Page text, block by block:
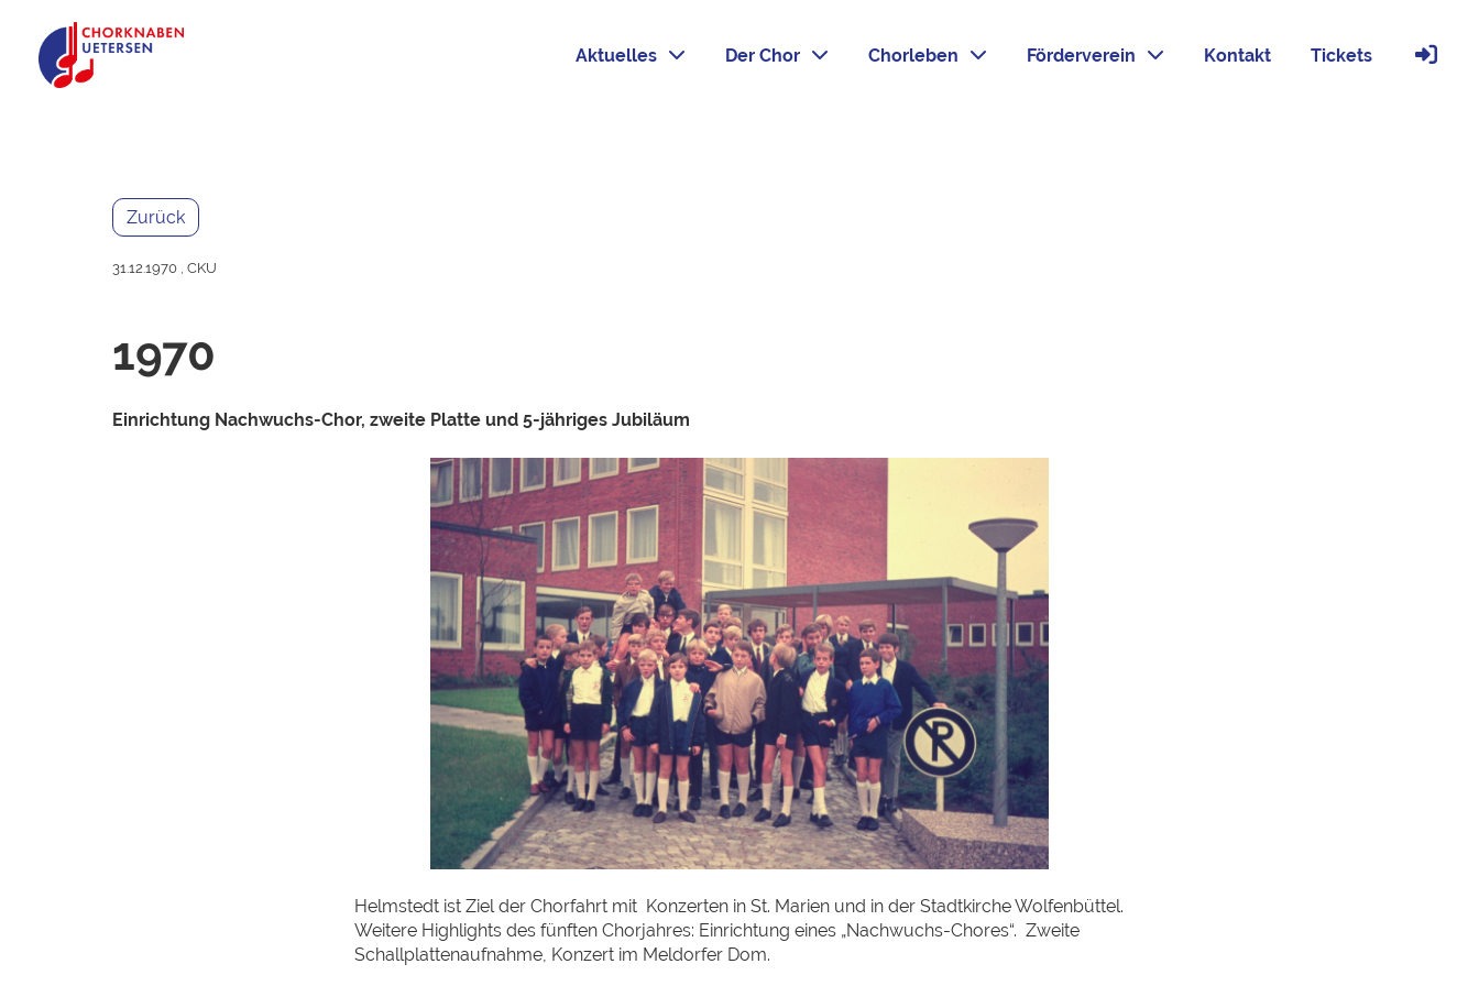
Aktuelles Der Chor Chorleben Förderverein Kontakt Tickets
Zurück
31.12.1970 , CKU
1970
Einrichtung Nachwuchs-Chor, zweite Platte und 5-jähriges Jubiläum
Helmstedt ist Ziel der Chorfahrt mit Konzerten in St. Marien und in der Stadtkirche Wolfenbüttel.
Weitere Highlights des fünften Chorjahres: Einrichtung eines „Nachwuchs-Chores“. Zweite
Schallplattenaufnahme, Konzert im Meldorfer Dom.